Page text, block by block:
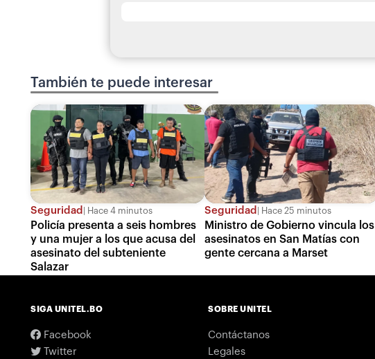
También te puede interesar
Seguridad Hace 4 minutos
Policía presenta a seis hombres
y una mujer a los que acusa del
asesinato del subteniente
Salazar
Seguridad Hace 25 minutos
Ministro de Gobierno vincula los
asesinatos en San Matías con
gente cercana a Marset
SIGA UNITEL.BO
Facebook
Twitter
SOBRE UNITEL
Contáctanos
Legales